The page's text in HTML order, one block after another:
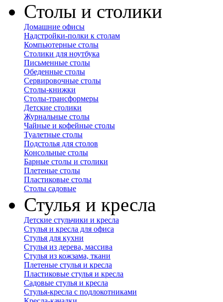
Столы и столики
Домашние офисы
Надстройки-полки к столам
Компьютерные столы
Столики для ноутбука
Письменные столы
Обеденные столы
Сервировочные столы
Столы-книжки
Столы-трансформеры
Детские столики
Журнальные столы
Чайные и кофейные столы
Туалетные столы
Подстолья для столов
Консольные столы
Барные столы и столики
Плетеные столы
Пластиковые столы
Столы садовые
Стулья и кресла
Детские стульчики и кресла
Стулья и кресла для офиса
Стулья для кухни
Стулья из дерева, массива
Стулья из кожзама, ткани
Плетеные стулья и кресла
Пластиковые стулья и кресла
Садовые стулья и кресла
Стулья-кресла с подлокотниками